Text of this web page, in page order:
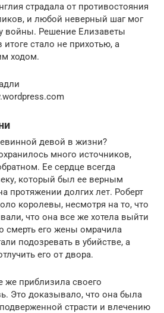
страдала от противостояния
и любой неверный шаг мог
войны. Решение Елизаветы
итоге стало не прихотью, а
ходом.
девой в жизни?
много источников,
Ее сердце всегда
который был ее верным
протяжении долгих лет. Роберт
королевы, несмотря на то, что
что она все же хотела выйти
смерть его жены омрачила
подозревать в убийстве, а
его от двора.
же приблизила своего
Это доказывало, что она была
страсти и влечению